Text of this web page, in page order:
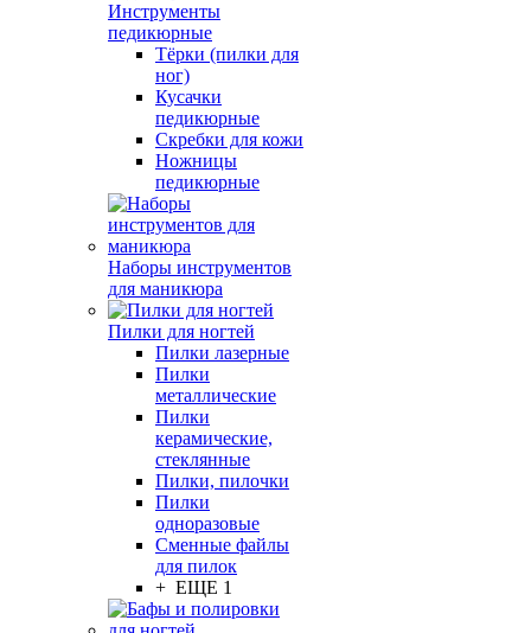
Инструменты
педикюрные
Тёрки (пилки для
ног)
Кусачки
педикюрные
Скребки для кожи
Ножницы
педикюрные
Наборы инструментов
для маникюра
Пилки для ногтей
Пилки лазерные
Пилки
металлические
Пилки
керамические,
стеклянные
Пилки, пилочки
Пилки
одноразовые
Сменные файлы
для пилок
+ ЕЩЕ 1